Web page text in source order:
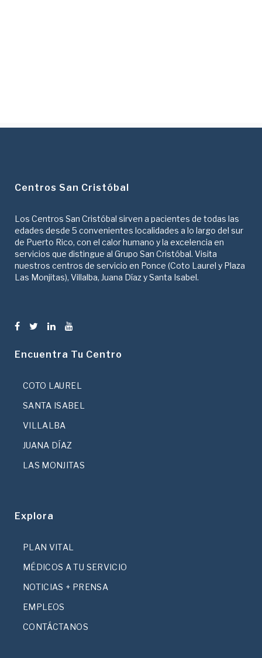
Centros San Cristóbal
Los Centros San Cristóbal sirven a pacientes de todas las
edades desde 5 convenientes localidades a lo largo del sur
de Puerto Rico, con el calor humano y la excelencia en
servicios que distingue al Grupo San Cristóbal. Visita
nuestros centros de servicio en Ponce (Coto Laurel y Plaza
Las Monjitas), Villalba, Juana Díaz y Santa Isabel.
Encuentra Tu Centro
COTO LAUREL
SANTA ISABEL
VILLALBA
JUANA DÍAZ
LAS MONJITAS
Explora
PLAN VITAL
MÉDICOS A TU SERVICIO
NOTICIAS + PRENSA
EMPLEOS
CONTÁCTANOS